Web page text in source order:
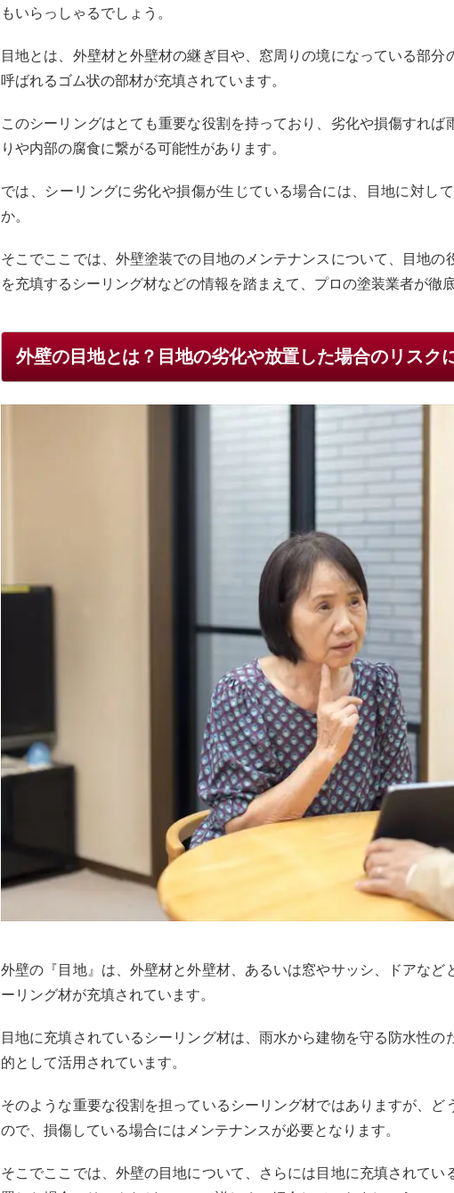
もいらっしゃるでしょう。
目地とは、外壁材と外壁材の継ぎ目や、窓周りの境になっている部
呼ばれるゴム状の部材が充填されています。
このシーリングはとても重要な役割を持っており、劣化や損傷すれ
りや内部の腐食に繋がる可能性があります。
では、シーリングに劣化や損傷が生じている場合には、目地に対し
か。
そこでここでは、外壁塗装での目地のメンテナンスについて、目地
を充填するシーリング材などの情報を踏まえて、プロの塗装業者が徹
外壁の目地とは？目地の劣化や放置した場合のリスク
外壁の『目地』は、外壁材と外壁材、あるいは窓やサッシ、ドアな
ーリング材が充填されています。
目地に充填されているシーリング材は、雨水から建物を守る防水性
的として活用されています。
そのような重要な役割を担っているシーリング材ではありますが、
ので、損傷している場合にはメンテナンスが必要となります。
そこでここでは、外壁の目地について、さらには目地に充填されて